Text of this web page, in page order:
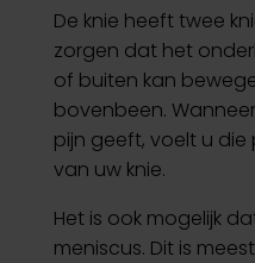
De knie heeft twee
zorgen dat het
of buiten kan
bovenbeen.
pijn geeft, voelt u
van uw knie.
Het is ook mogelijk
meniscus. Dit is